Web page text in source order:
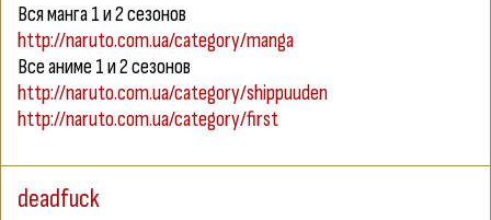
Вся манга 1 и 2 сезонов
http://naruto.com.ua/category/manga
Все аниме 1 и 2 сезонов
http://naruto.com.ua/category/shippuuden
http://naruto.com.ua/category/first
deadfuck